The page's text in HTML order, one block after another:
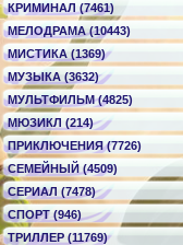
КРИМИНАЛ (7461)
МЕЛОДРАМА (10443)
МИСТИКА (1369)
МУЗЫКА (3632)
МУЛЬТФИЛЬМ (4825)
МЮЗИКЛ (214)
ПРИКЛЮЧЕНИЯ (7726)
СЕМЕЙНЫЙ (4509)
СЕРИАЛ (7478)
СПОРТ (946)
ТРИЛЛЕР (11769)